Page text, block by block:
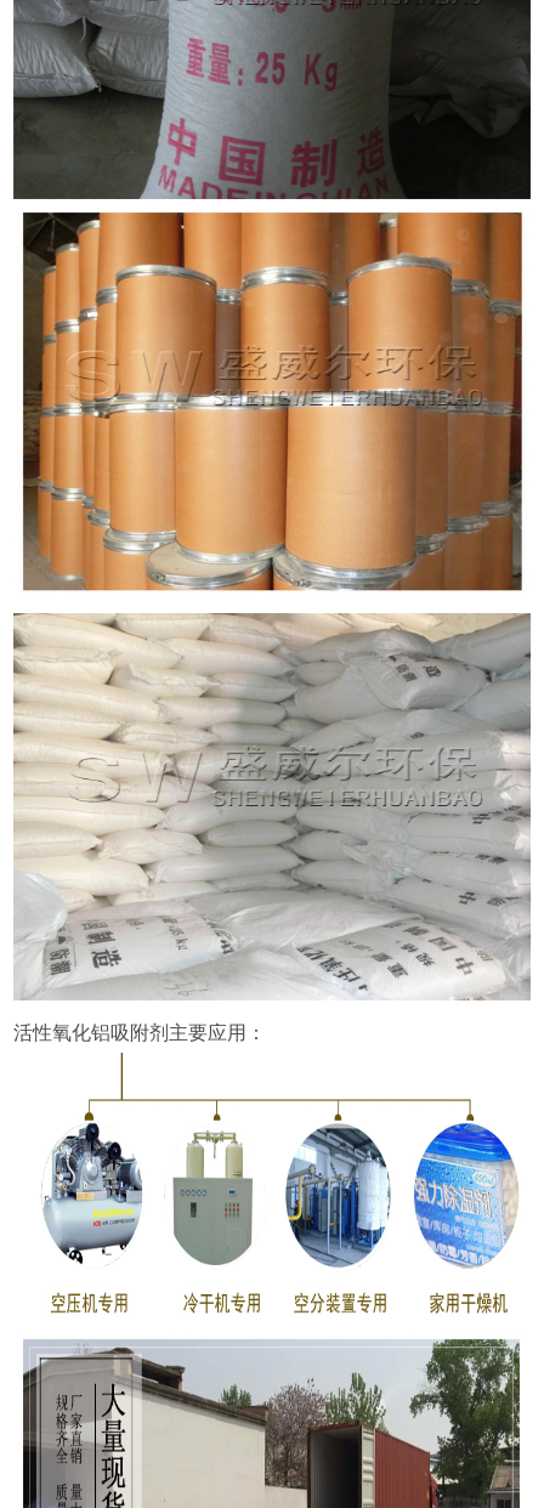
活性氧化铝吸附剂主要应用：